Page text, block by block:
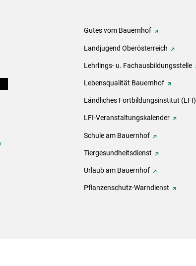
Gutes vom Bauernhof
Landjugend Oberösterreich
Lehrlings- u. Fachausbildungsstelle
Lebensqualität Bauernhof
Ländliches Fortbildungsinstitut (LFI)
LFI-Veranstaltungskalender
Schule am Bauernhof
Tiergesundheitsdienst
Urlaub am Bauernhof
Pflanzenschutz-Warndienst